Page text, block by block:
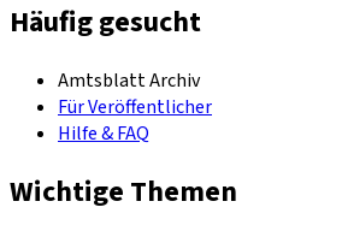
Häufig gesucht
Amtsblatt Archiv
Für Veröffentlicher
Hilfe & FAQ
Wichtige Themen